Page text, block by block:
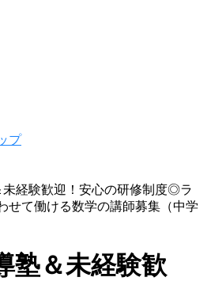
プ
未経験歓迎！安心の研修制度◎ラ
せて働ける数学の講師募集（中学
塾＆未経験歓